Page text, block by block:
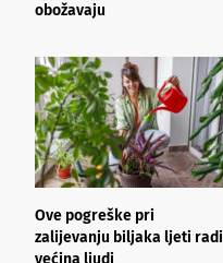
obožavaju
Ove pogreške pri
zalijevanju biljaka ljeti radi
većina ljudi